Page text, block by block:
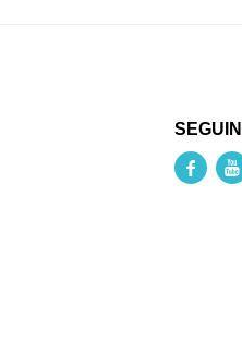
 